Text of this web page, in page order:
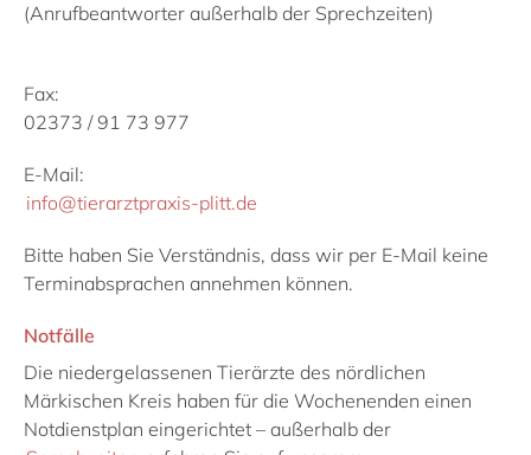
(Anrufbeantworter außerhalb der Sprechzeiten)
Fax:
02373 / 91 73 977
E-Mail:
info@tierarztpraxis-plitt.de
Bitte haben Sie Verständnis, dass wir per E-Mail keine
Terminabsprachen annehmen können.
Notfälle
Die niedergelassenen Tierärzte des nördlichen
Märkischen Kreis haben für die Wochenenden einen
Notdienstplan eingerichtet – außerhalb der